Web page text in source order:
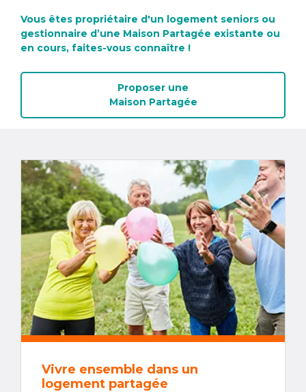
Vous êtes propriétaire d'un logement seniors ou
gestionnaire d’une Maison Partagée existante ou
en cours, faites-vous connaître !
Proposer une
Maison Partagée
Vivre ensemble dans un
logement partagée